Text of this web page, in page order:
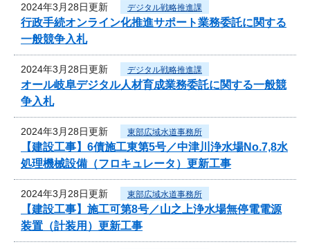
2024年3月28日更新 デジタル戦略推進課
行政手続オンライン化推進サポート業務委託に関する
一般競争入札
2024年3月28日更新 デジタル戦略推進課
オール岐阜デジタル人材育成業務委託に関する一般競
争入札
2024年3月28日更新 東部広域水道事務所
【建設工事】6債施工東第5号／中津川浄水場No.7,8水
処理機械設備（フロキュレータ）更新工事
2024年3月28日更新 東部広域水道事務所
【建設工事】施工可第8号／山之上浄水場無停電電源
装置（計装用）更新工事